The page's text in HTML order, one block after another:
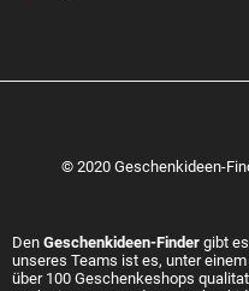
© 2020 Geschenkideen-
Den Geschenkideen-Finder gibt
unseres Teams ist es, unter
über 100 Geschenkeshops